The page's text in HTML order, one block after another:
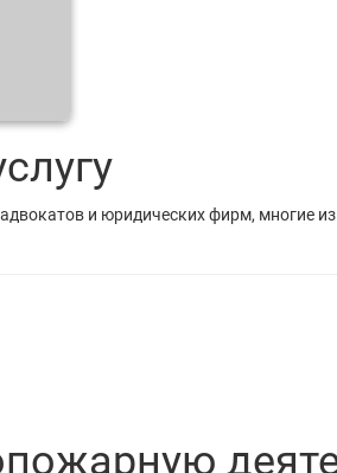
и юридических фирм, многие